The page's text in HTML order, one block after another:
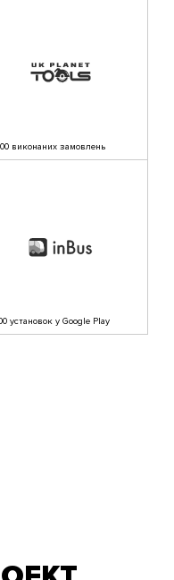
виконаних замовлень
установок у Google Play